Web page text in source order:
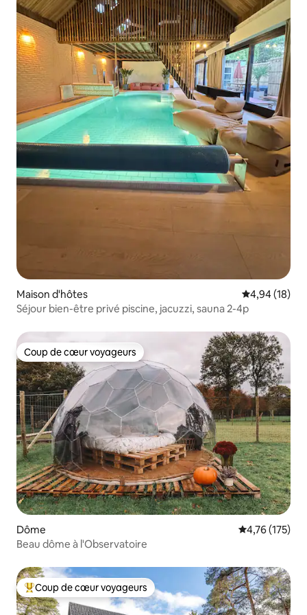
Maison d'hôtes Évaluation
4,94 (18)
Séjour bien-être privé piscine, jacuzzi, sauna 2-4p
Coup de cœur voyageurs
Coup de cœur voyageurs
Dôme Évaluation
4,76 (175)
Beau dôme à l'Observatoire
Coups de cœur voyageurs les plus appréciés
Coup de cœur voyageurs